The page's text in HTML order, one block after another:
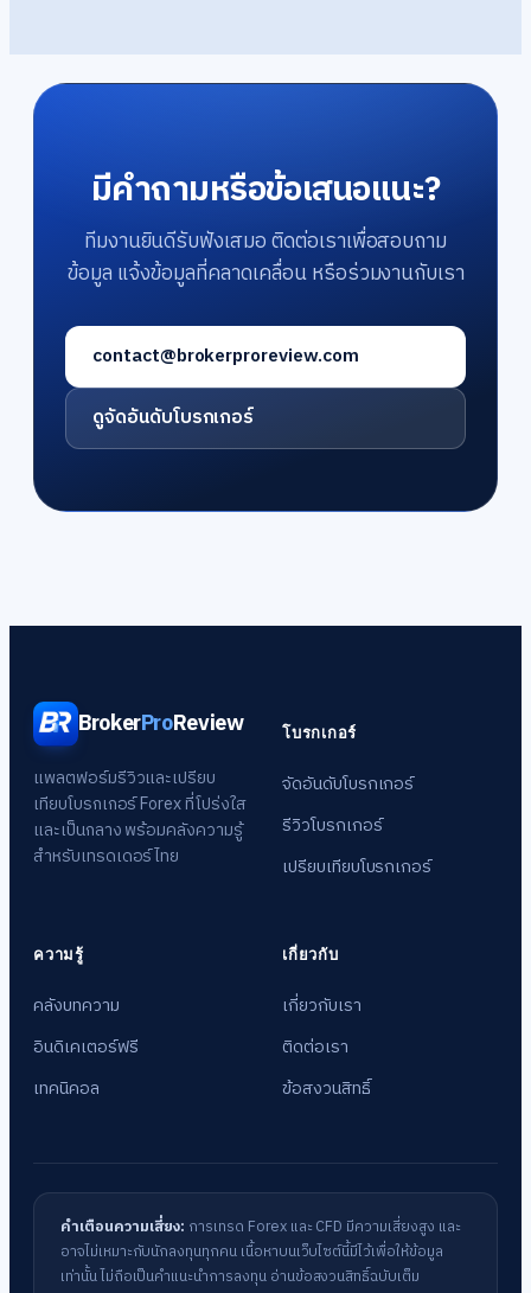
มีคำถามหรือข้อเสนอแนะ?
ทีมงานยินดีรับฟังเสมอ ติดต่อเราเพื่อสอบถาม
ข้อมูล แจ้งข้อมูลที่คลาดเคลื่อน หรือร่วมงานกับเรา
contact@brokerproreview.com
ดูจัดอันดับโบรกเกอร์
BrokerProReview
แพลตฟอร์มรีวิวและเปรียบ
เทียบโบรกเกอร์ Forex ที่โปร่งใส
และเป็นกลาง พร้อมคลังความรู้
สำหรับเทรดเดอร์ไทย
โบรกเกอร์
จัดอันดับโบรกเกอร์
รีวิวโบรกเกอร์
เปรียบเทียบโบรกเกอร์
ความรู้
คลังบทความ
อินดิเคเตอร์ฟรี
เทคนิคอล
เกี่ยวกับ
เกี่ยวกับเรา
ติดต่อเรา
ข้อสงวนสิทธิ์
คำเตือนความเสี่ยง: การเทรด Forex และ CFD มีความเสี่ยงสูง และ
อาจไม่เหมาะกับนักลงทุนทุกคน เนื้อหาบนเว็บไซต์นี้มีไว้เพื่อให้ข้อมูล
เท่านั้น ไม่ถือเป็นคำแนะนำการลงทุนอ่านข้อสงวนสิทธิ์ฉบับเต็ม